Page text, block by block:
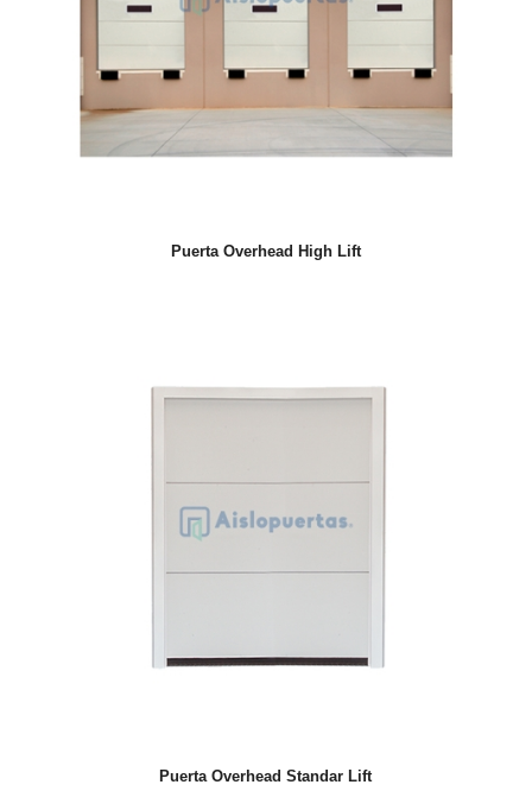
Puerta Overhead High Lift
Puerta Overhead Standar Lift